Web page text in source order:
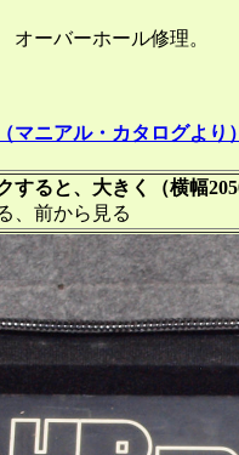
バーホール修理。
ニアル・カタログより）
ると、大きく（横幅
、前から見る